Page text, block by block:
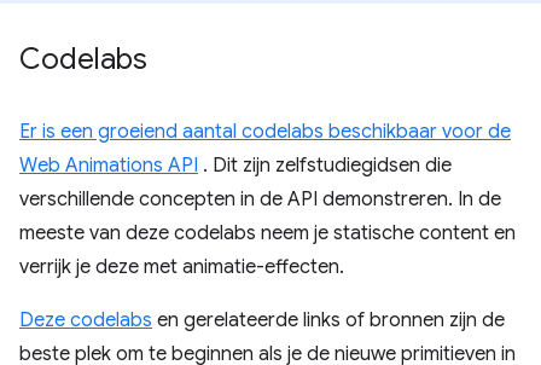
Codelabs
Er is een groeiend aantal codelabs beschikbaar voor de
Web Animations API . Dit zijn zelfstudiegidsen die
verschillende concepten in de API demonstreren. In de
meeste van deze codelabs neem je statische content en
verrijk je deze met animatie-effecten.
Deze codelabs en gerelateerde links of bronnen zijn de
beste plek om te beginnen als je de nieuwe primitieven in